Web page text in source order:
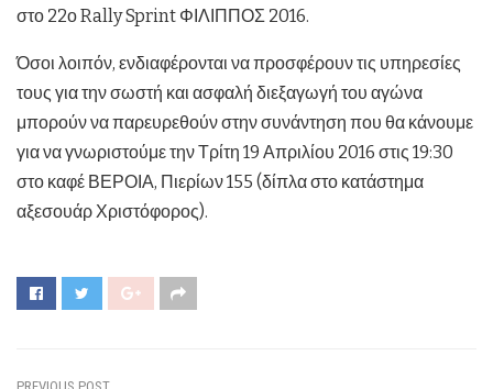
στο 22ο Rally Sprint ΦΙΛΙΠΠΟΣ 2016.
Όσοι λοιπόν, ενδιαφέρονται να προσφέρουν τις υπηρεσίες
τους γιατην σωστή και ασφαλή διεξαγωγή του αγώνα
μπορούν να παρευρεθούν στην συνάντηση που θα κάνουμε
για να γνωριστούμε την Τρίτη 19 Απριλίου 2016 στις 19:30
στο καφέ ΒΕΡΟΙΑ, Πιερίων 155 (δίπλα στο κατάστημα
αξεσουάρ Χριστόφορος).